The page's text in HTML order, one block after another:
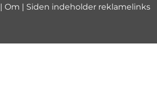
| Om | Siden indeholder reklamelinks